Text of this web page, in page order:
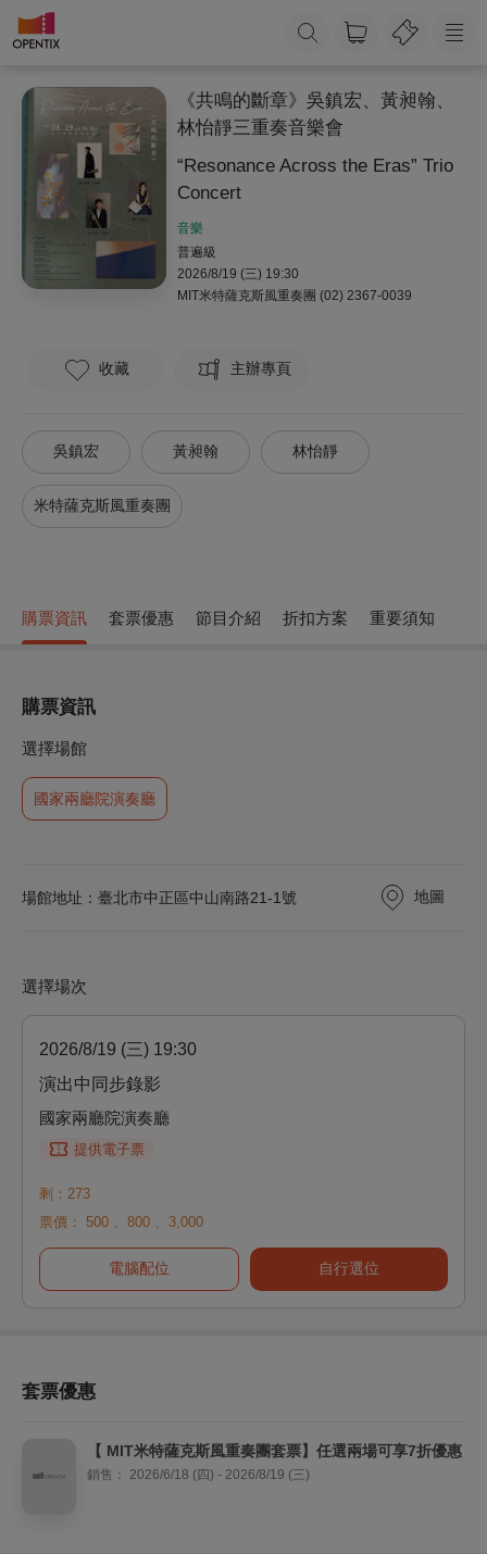
《共鳴的斷章》吳鎮宏、黃昶翰、
林怡靜三重奏音樂會
“Resonance Across the Eras” Trio
Concert
音樂
普遍級
2026/8/19 (三) 19:30
MIT米特薩克斯風重奏團 (02) 2367-0039
收藏 主辦專頁
吳鎮宏 黃昶翰 林怡靜
米特薩克斯風重奏團
購票資訊 套票優惠 節目介紹 折扣方案 重要須知
購票資訊
選擇場館
國家兩廳院演奏廳
場館地址：臺北市中正區中山南路21-1號 地圖
選擇場次
2026/8/19 (三) 19:30
演出中同步錄影
國家兩廳院演奏廳
提供電子票
剩：273
票價：
500 、 800 、 3,000
電腦配位 自行選位
套票優惠
【 MIT米特薩克斯風重奏團套票】任選兩場可享7折優惠
銷售： 2026/6/18 (四) - 2026/8/19 (三)